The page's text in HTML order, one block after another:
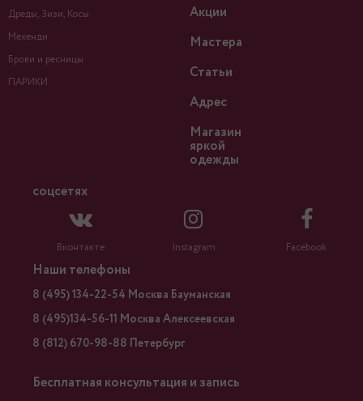
Дреды, Зизи, Косы
Мехенди
Брови и ресницы
ПАРИКИ
Акции
Мастера
Статьи
Адрес
Магазин
яркой
одежды
соцсетях
Вконтакте Instagram Facebook
Наши телефоны
8 (495) 134-22-54 Москва Бауманская
8 (495)134-56-11 Москва Алексеевская
8 (812) 670-98-88 Петербург
Бесплатная консультация и запись